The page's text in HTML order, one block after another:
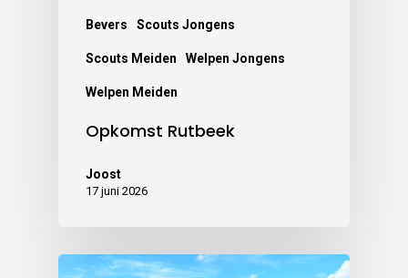
Bevers Scouts Jongens
Scouts Meiden Welpen Jongens
Welpen Meiden
Opkomst Rutbeek
Joost
17 juni 2026